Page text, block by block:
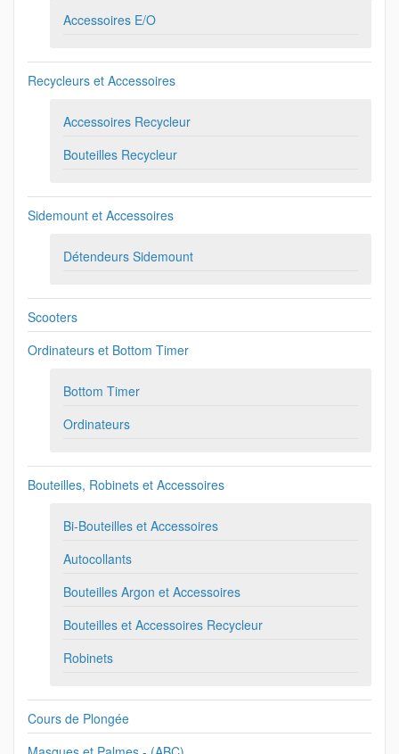
Accessoires E/O
Recycleurs et Accessoires
Accessoires Recycleur
Bouteilles Recycleur
Sidemount et Accessoires
Détendeurs Sidemount
Scooters
Ordinateurs et Bottom Timer
Bottom Timer
Ordinateurs
Bouteilles, Robinets et Accessoires
Bi-Bouteilles et Accessoires
Autocollants
Bouteilles Argon et Accessoires
Bouteilles et Accessoires Recycleur
Robinets
Cours de Plongée